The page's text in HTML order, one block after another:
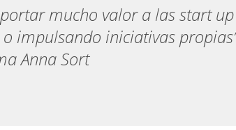
mucho valor a las start
impulsando iniciativas
Anna Sort